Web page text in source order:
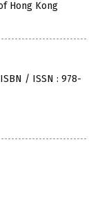
Hong Kong
ISBN / ISSN : 978-